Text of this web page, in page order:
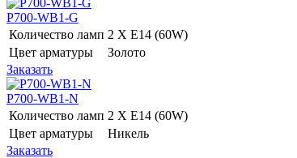
P700-WB1-G
Количество ламп 2 Х E14 (60W)
Цвет арматуры
Золото
Заказать
P700-WB1-N
Количество ламп 2 Х E14 (60W)
Цвет арматуры
Никель
Заказать